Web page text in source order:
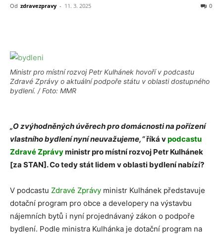
Od zdravezpravy - 11. 3. 2025 0
Ministr pro místní rozvoj Petr Kulhánek hovoří v podcastu
Zdravé Zprávy o aktuální podpoře státu v oblasti dostupného
bydlení. / Foto: MMR
„O zvýhodněných úvěrech pro domácnosti na pořízení
vlastního bydlení nyní neuvažujeme,“říká vpodcastu
Zdravé Zprávyministr pro místní rozvoj Petr Kulhánek
[za STAN]. Co tedy stát lidem v oblasti bydlení nabízí?
V podcastu Zdravé Zprávy ministr Kulhánek představuje
dotační program pro obce a developery na výstavbu
nájemních bytů i nyní projednávaný zákon o podpoře
bydlení. Podle ministra Kulhánka je dotační program na